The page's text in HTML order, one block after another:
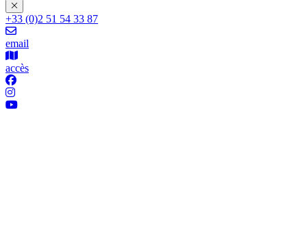
+33 (0)2 51 54 33 87
email
accès